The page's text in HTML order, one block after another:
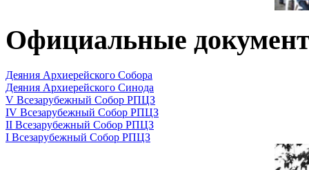
Официальные
Деяния Архиерейского Собора
Деяния Архиерейского Синода
V Всезарубежный Собор РПЦЗ
IV Всезарубежный Собор РПЦЗ
II Всезарубежный Собор РПЦЗ
I Всезарубежный Собор РПЦЗ